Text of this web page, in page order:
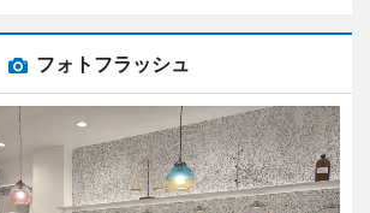
フォトフラッシュ